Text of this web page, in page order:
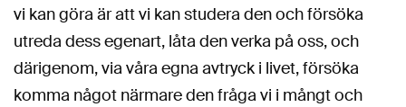
vi kan göra är att vi kan studera den och försöka
utreda dess egenart, låta den verka på oss, och
därigenom, via våra egna avtryck i livet, försöka
komma något närmare den fråga vi i mångt och